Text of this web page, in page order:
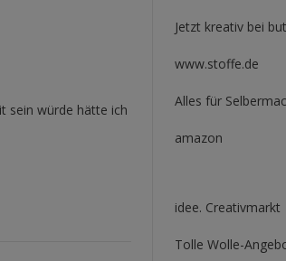
sein würde hätte ich
Jetzt kreativ bei
www.stoffe.de
Alles für
amazon
idee. Creativmarkt
Tolle Wolle-